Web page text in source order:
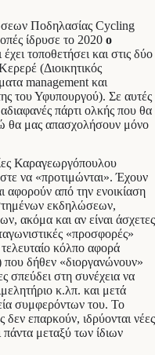
Ποδηλασίας Cycling
ίδρυσε το 2020 ο
έχει τοποθετήσει και στις δύο
(Διοικητικός
management και
του Υφυπουργού). Σε αυτές
αδιαφανές πάρτι ολκής που θα
θα μας απασχολήσουν μόνο
Καραγεωργόπουλου
να «προτιμώνται». Έχουν
αφορούν από την ενοικίαση
εκδηλώσεων,
ακόμα και αν είναι άσχετες
«προσφορές»
τελευταίο κόλπο αφορά
δήθεν «διοργανώνουν»
σπεύδει στη συνέχεια να
κ.λπ. και μετά
συμφερόντων του. Το
δεν επαρκούν, ιδρύονται νέες
μεταξύ των ίδιων